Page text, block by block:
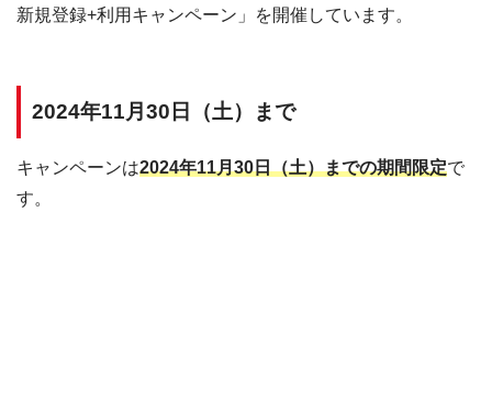
新規登録+利用キャンペーン」を開催しています。
2024年11月30日（土）まで
キャンペーンは2024年11月30日（土）までの期間限定で
す。